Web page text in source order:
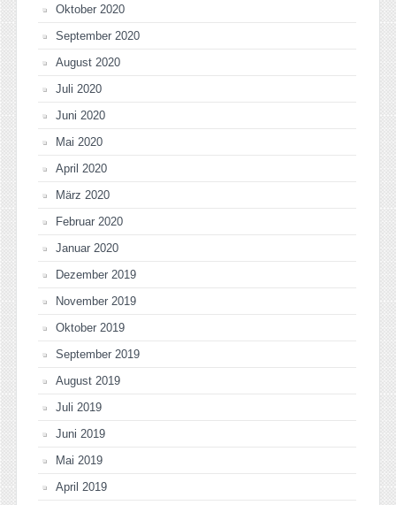
Oktober 2020
September 2020
August 2020
Juli 2020
Juni 2020
Mai 2020
April 2020
März 2020
Februar 2020
Januar 2020
Dezember 2019
November 2019
Oktober 2019
September 2019
August 2019
Juli 2019
Juni 2019
Mai 2019
April 2019